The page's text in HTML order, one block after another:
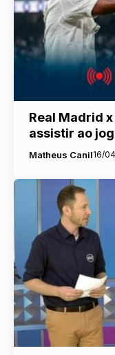
Real Madrid
assistir ao
Matheus Canil16/